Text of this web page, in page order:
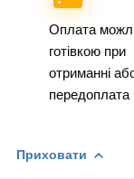
Оплата
готівкою при
отриманні
передоплата
Приховати